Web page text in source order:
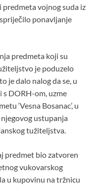
predmeta vojnog suda iz
ponavljanje
predmeta koji su
je poduzelo
je dalo nalog da se, u
s DORH-om, uzme
‘Vesna Bosanac’, u
ustupanja
tužiteljstva.
predmet bio zatvoren
vukovarskog
u kupovinu na tržnicu